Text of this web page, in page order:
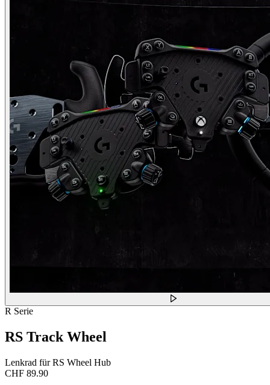
R Serie
RS Track Wheel
Lenkrad für RS Wheel Hub
CHF 89.90